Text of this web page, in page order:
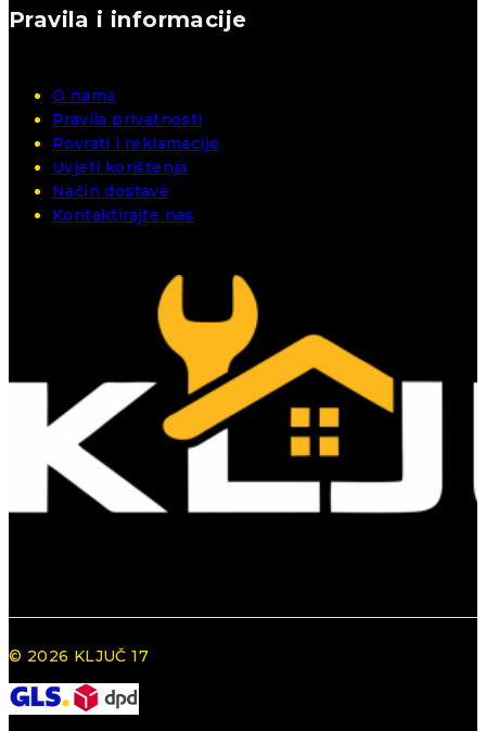
Pravila i informacije
O nama
Pravila privatnosti
Povrati i reklamacije
Uvjeti korištenja
Način dostave
Kontaktirajte nas
© 2026 KLJUČ 17